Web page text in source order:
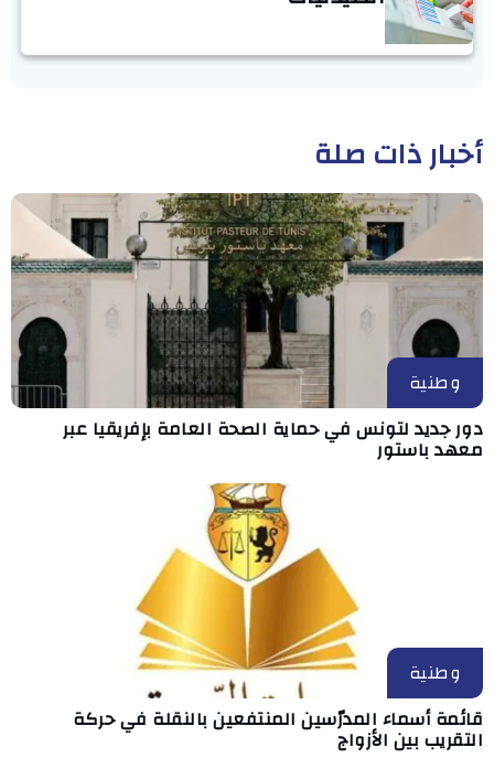
أخبار ذات صلة
وطنية
دور جديد لتونس في حماية الصحة العامة بإفريقيا عبر
معهد باستور
وطنية
قائمة أسماء المدرّسين المنتفعين بالنقلة في حركة
التقريب بين الأزواج